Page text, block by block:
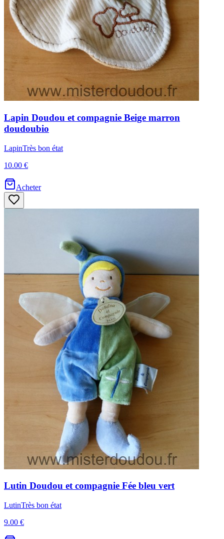
Lapin Doudou et compagnie Beige marron
doudoubio
LapinTrès bon état
10.00 €
Acheter
Lutin Doudou et compagnie Fée bleu vert
LutinTrès bon état
9.00 €